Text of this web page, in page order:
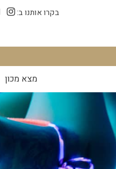
בקרו אותנו ב:
מצא מכון